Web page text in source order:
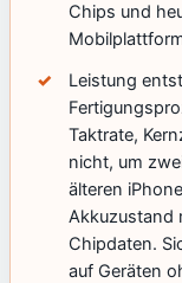
Chips und
Leistung
Taktrate,
nicht, um
älteren
Akkuzustand
Chipdaten.
auf Geräten